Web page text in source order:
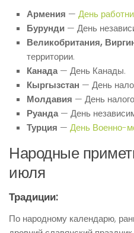
Армения — День
Бурунди — День
Великобритания,
территории.
Канада— День Канады.
Кыргызстан — День
Молдавия — День
Руанда— День
Турция — День Военно-
Народные
июля
Традиции:
По народному календарю,